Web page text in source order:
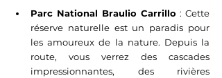
Parc National Braulio Carrillo : Cette
réserve naturelle est un paradis pour
les amoureux de la nature. Depuis la
route, vous verrez des cascades
impressionnantes, des rivières